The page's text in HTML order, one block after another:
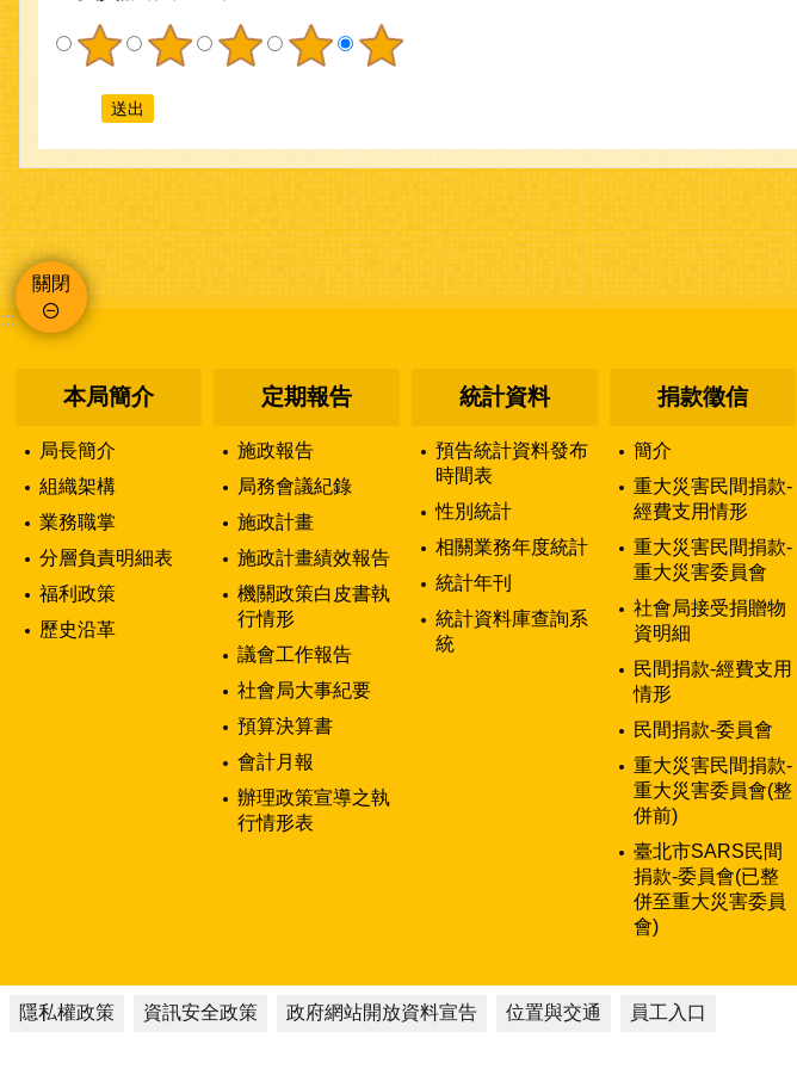
關閉
:::
本局簡介
局長簡介
組織架構
業務職掌
分層負責明細表
福利政策
歷史沿革
定期報告
施政報告
局務會議紀錄
施政計畫
施政計畫績效報告
機關政策白皮書執
行情形
議會工作報告
社會局大事紀要
預算決算書
會計月報
辦理政策宣導之執
行情形表
統計資料
預告統計資料發布
時間表
性別統計
相關業務年度統計
統計年刊
統計資料庫查詢系
統
捐款徵信
簡介
重大災害民間捐款-
經費支用情形
重大災害民間捐款-
重大災害委員會
社會局接受捐贈物
資明細
民間捐款-經費支用
情形
民間捐款-委員會
重大災害民間捐款-
重大災害委員會(整
併前)
臺北市SARS民間
捐款-委員會(已整
併至重大災害委員
會)
隱私權政策 資訊安全政策 政府網站開放資料宣告 位置與交通 員工入口